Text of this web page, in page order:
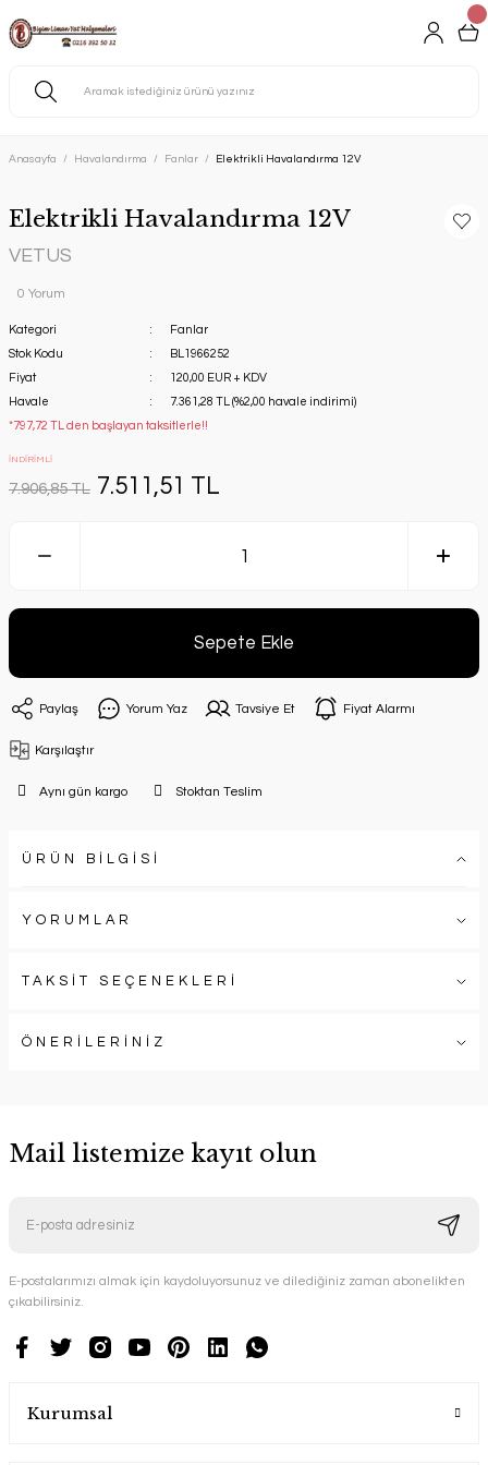
Anasayfa Havalandırma Fanlar Elektrikli Havalandırma 12V
Elektrikli Havalandırma 12V
VETUS
0 Yorum
Kategori
Fanlar
Stok Kodu
BL1966252
Fiyat
120,00 EUR + KDV
Havale
7.361,28 TL (%2,00 havale indirimi)
*797,72 TL den başlayan taksitlerle!!
İNDİRİMLİ
7.906,85 TL 7.511,51 TL
Sepete Ekle
Paylaş Yorum Yaz Tavsiye Et Fiyat Alarmı
Karşılaştır
Aynı gün kargo Stoktan Teslim
ÜRÜN BİLGİSİ
YORUMLAR
TAKSİT SEÇENEKLERİ
ÖNERİLERİNİZ
Mail listemize kayıt olun
E-postalarımızı almak için kaydoluyorsunuz ve dilediğiniz zaman abonelikten
çıkabilirsiniz.
Kurumsal